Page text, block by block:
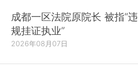
成都一区法院原院长 被指“违
规挂证执业”
2026年08月07日